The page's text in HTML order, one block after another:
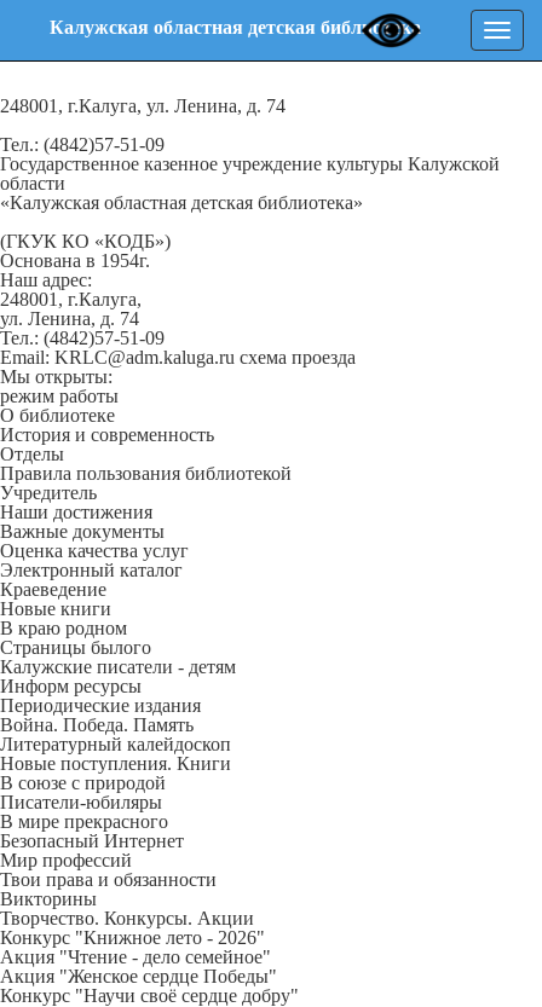
Калужская областная детская библиотека
248001, г.Калуга, ул. Ленина, д. 74
Тел.: (4842)57-51-09
Государственное казенное учреждение культуры Калужской
области
«Калужская областная детская библиотека»
(ГКУК КО «КОДБ»)
Основана в 1954г.
Наш адрес:
248001, г.Калуга,
ул. Ленина, д. 74
Тел.: (4842)57-51-09
Email: KRLC@adm.kaluga.ru схема проезда
Мы открыты:
режим работы
О библиотеке
История и современность
Отделы
Правила пользования библиотекой
Учредитель
Наши достижения
Важные документы
Оценка качества услуг
Электронный каталог
Краеведение
Новые книги
В краю родном
Страницы былого
Калужские писатели - детям
Информ ресурсы
Периодические издания
Война. Победа. Память
Литературный калейдоскоп
Новые поступления. Книги
В союзе с природой
Писатели-юбиляры
В мире прекрасного
Безопасный Интернет
Мир профессий
Твои права и обязанности
Викторины
Творчество. Конкурсы. Акции
Конкурс "Книжное лето - 2026"
Акция "Чтение - дело семейное"
Акция "Женское сердце Победы"
Конкурс "Научи своё сердце добру"